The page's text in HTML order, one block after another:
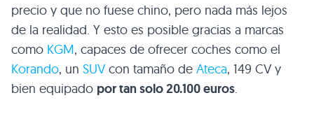
Es el SUV que te permitirá olvidar las
gangas de los chinos y de los sablazos
europeos